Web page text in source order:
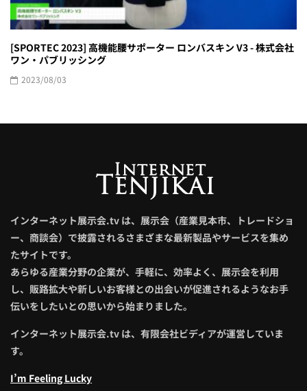
[SPORTEC 2023] 高機能腰サポーター ロンバスキン V3 - 株式会社
ワン・パブリッシング
2023/08/03
インターネット展示会.tv は、展示会（産業見本市、トレードショ
ー、商談会）で披露されるさまざまな最新製品やサービスを集め
たサイトです。
あらゆる産業分野の企業が、手軽に、効率よく、展示会を利用
し、販路拡大や新しいお客様との出会いが促進されるようなお手
伝いをしたいとの思いから始まりました。
インターネット展示会.tv は、有限会社ビディアが運営していま
す。
I’m Feeling Lucky